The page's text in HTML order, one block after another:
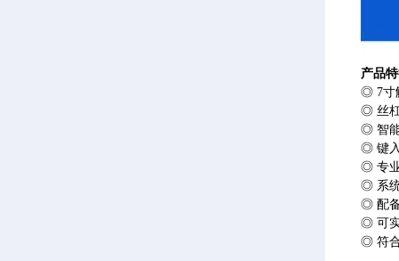
产品
◎ 7寸
◎ 丝
◎ 智
◎ 键
◎ 专
◎ 系
◎ 配
◎ 可
◎ 符